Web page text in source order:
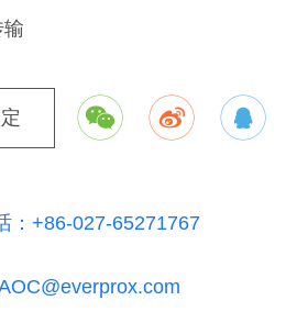
：+86-027-65271767